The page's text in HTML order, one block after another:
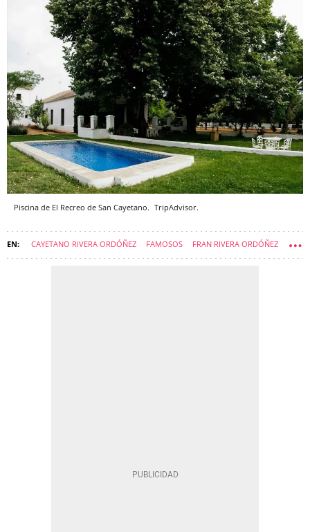
Piscina de El Recreo de San Cayetano. TripAdvisor.
CAYETANO RIVERA ORDÓÑEZ FAMOSOS FRAN RIVERA ORDÓÑEZ